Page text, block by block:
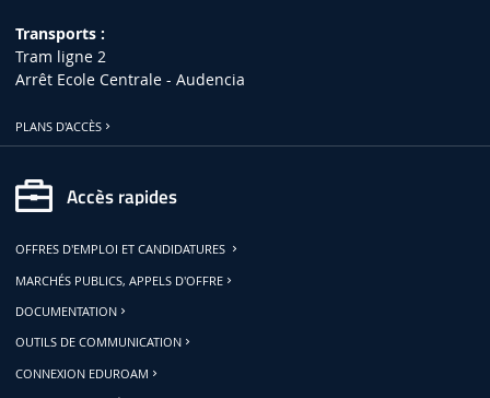
Transports :
Tram ligne 2
Arrêt Ecole Centrale - Audencia
PLANS D'ACCÈS
Accès rapides
OFFRES D'EMPLOI ET CANDIDATURES
MARCHÉS PUBLICS, APPELS D'OFFRE
DOCUMENTATION
OUTILS DE COMMUNICATION
CONNEXION EDUROAM